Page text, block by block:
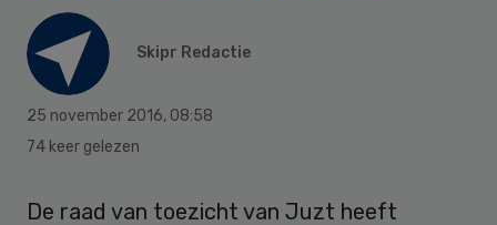
Skipr Redactie
25 november 2016, 08:58
74 keer gelezen
De raad van toezicht van Juzt heeft